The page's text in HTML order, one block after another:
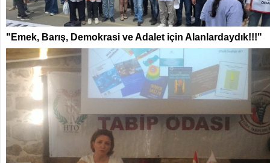
"Emek, Barış, Demokrasi ve Adalet için Alanlardaydık!!!"